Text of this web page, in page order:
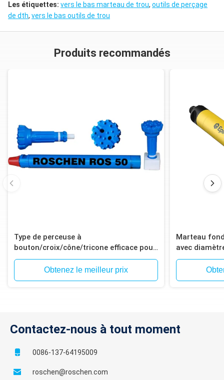
Les étiquettes: vers le bas marteau de trou, outils de perçage
de dth, vers le bas outils de trou
Produits recommandés
Type de perceuse à
bouton/croix/cône/tricone efficace pour
le forage au marteau
Obtenez le meilleur prix
Marteau
avec
à 12
de mine de
Contactez-nous à tout moment
0086-137-64195009
roschen@roschen.com